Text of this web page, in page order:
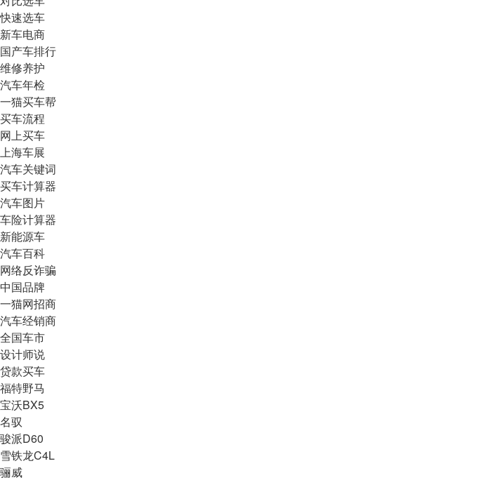
快速选车
新车电商
国产车排行
维修养护
汽车年检
一猫买车帮
买车流程
网上买车
上海车展
汽车关键词
买车计算器
汽车图片
车险计算器
新能源车
汽车百科
网络反诈骗
中国品牌
一猫网招商
汽车经销商
全国车市
设计师说
贷款买车
福特野马
宝沃BX5
名驭
骏派D60
雪铁龙C4L
骊威